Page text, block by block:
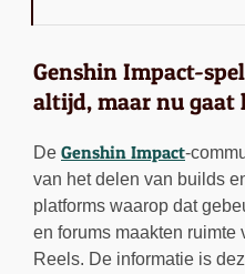
Genshin Impact-
altijd, maar nu gaat
De Genshin Impact-
van het delen van builds
platforms waarop dat
en forums maakten ruimte
Reels. De informatie is